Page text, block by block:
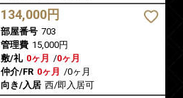
134,000円
部屋番号 703
管理費 15,000円
敷/礼 0ヶ月 /0ヶ月
仲介/FR 0ヶ月 /0ヶ月
向き/入居 西/即入居可